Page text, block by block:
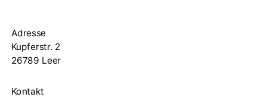
Adresse
Kupferstr. 2
26789 Leer
Kontakt